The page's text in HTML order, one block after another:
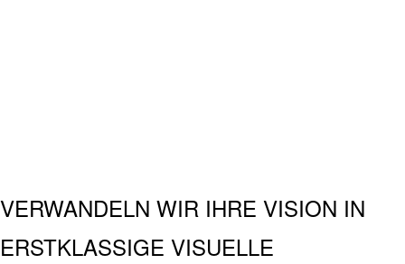
VERWANDELN WIR IHRE VISION IN
ERSTKLASSIGE VISUELLE